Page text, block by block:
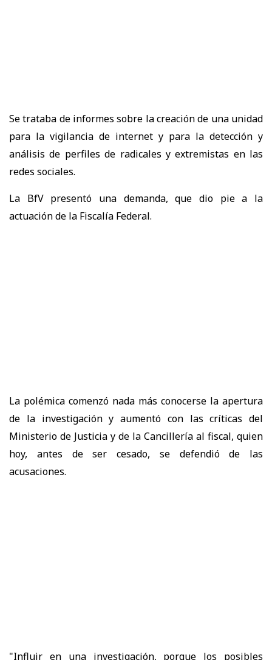
Se trataba de informes sobre la creación de una unidad
para la vigilancia de internet y para la detección y
análisis de perfiles de radicales y extremistas en las
redes sociales.
La BfV presentó una demanda, que dio pie a la
actuación de la Fiscalía Federal.
La polémica comenzó nada más conocerse la apertura
de la investigación y aumentó con las críticas del
Ministerio de Justicia y de la Cancillería al fiscal, quien
hoy, antes de ser cesado, se defendió de las
acusaciones.
"Influir en una investigación, porque los posibles